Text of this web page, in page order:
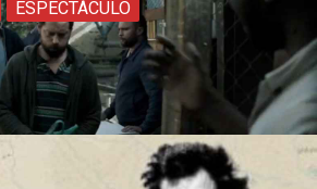
ESPECTÁCULO